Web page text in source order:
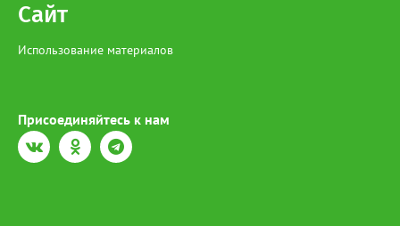
ради духовного здоровья общества».
Сайт
Использование материалов
Присоединяйтесь к нам